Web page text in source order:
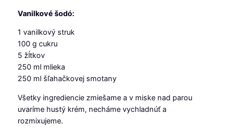
Vanilkové šodó:
1 vanilkový struk
100 g cukru
5 žĺtkov
250 ml mlieka
250 ml šľahačkovej smotany
Všetky ingrediencie zmiešame a v miske nad parou
uvaríme hustý krém, necháme vychladnúť a
rozmixujeme.